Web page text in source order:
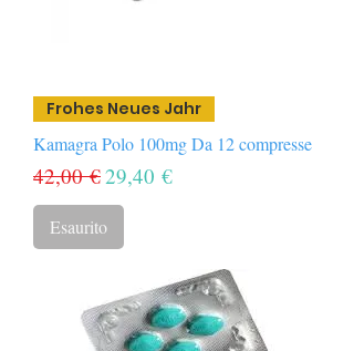
Frohes Neues Jahr
Kamagra Polo 100mg Da 12 compresse
Prezzo regolare
42,00 €Prezzo scontato
29,40 €
Esaurito